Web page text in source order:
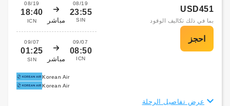
08/19
18:40
ICN مباشر
08/19
23:55
SIN
09/07
01:25
SIN مباشر
09/07
08:50
ICN
USD451
بما في ذلك تكاليف الوقود
Korean Air
Korean Air
عرض تفاصيل الرحلة